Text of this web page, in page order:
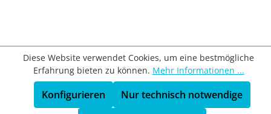
Diese Website verwendet Cookies, um eine bestmögliche
Erfahrung bieten zu können. Mehr Informationen ...
Nur technisch notwendige
Konfigurieren